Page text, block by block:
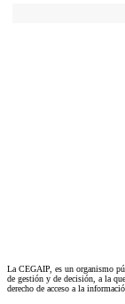
La CEGAIP, es un organismo
de gestión y de decisión, a la
derecho de acceso a la